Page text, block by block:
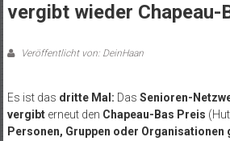
vergibt wieder Chapeau-
Veröffentlicht von: DeinHaan
Es ist das dritte Mal: Das Senioren-
vergibt erneut den Chapeau-Bas Preis
Personen, Gruppen oder Organisationen